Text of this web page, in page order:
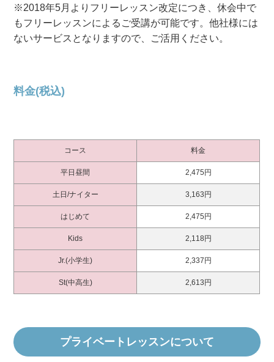
※2018年5月よりフリーレッスン改定につき、休会中で
もフリーレッスンによるご受講が可能です。他社様には
ないサービスとなりますので、ご活用ください。
料金(税込)
コース 料金
平日昼間 2,475円
土日/ナイター 3,163円
はじめて 2,475円
Kids 2,118円
Jr.(小学生) 2,337円
St(中高生) 2,613円
プライベートレッスンについて